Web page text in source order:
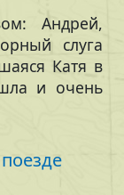
Андрей,
слуга
Катя в
и очень